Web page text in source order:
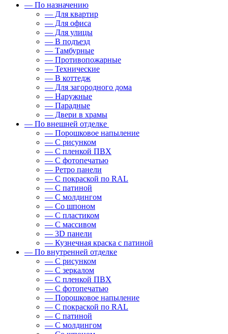
— По назначению
— Для квартир
— Для офиса
— Для улицы
— В подъезд
— Тамбурные
— Противопожарные
— Технические
— В коттедж
— Для загородного дома
— Наружные
— Парадные
— Двери в храмы
— По внешней отделке
— Порошковое напыление
— С рисунком
— С пленкой ПВХ
— С фотопечатью
— Ретро панели
— С покраской по RAL
— С патиной
— С молдингом
— Со шпоном
— С пластиком
— С массивом
— 3D панели
— Кузнечная краска с патиной
— По внутренней отделке
— С рисунком
— С зеркалом
— С пленкой ПВХ
— С фотопечатью
— Порошковое напыление
— С покраской по RAL
— С патиной
— С молдингом